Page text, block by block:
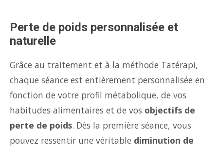
Perte de poids personnalisée et
naturelle
Grâce au traitement et à la méthode Tatérapi,
chaque séance est entièrement personnalisée en
fonction de votre profil métabolique, de vos
habitudes alimentaires et de vos objectifs de
perte de poids. Dès la première séance, vous
pouvez ressentir une véritable diminution de